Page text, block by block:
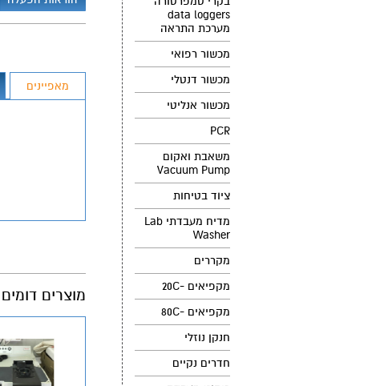
data loggers
מערכת התראה
מכשור רפואי
מכשור דנטלי
מכשור אנליטי
PCR
משאבת ואקום
Vacuum Pump
ציוד בטיחות
מדיח מעבדתי Lab
Washer
מקררים
מקפיאים -20C
מקפיאים -80C
חנקן נוזלי
חדרים נקיים
מאפיינים
מוצרים דומים